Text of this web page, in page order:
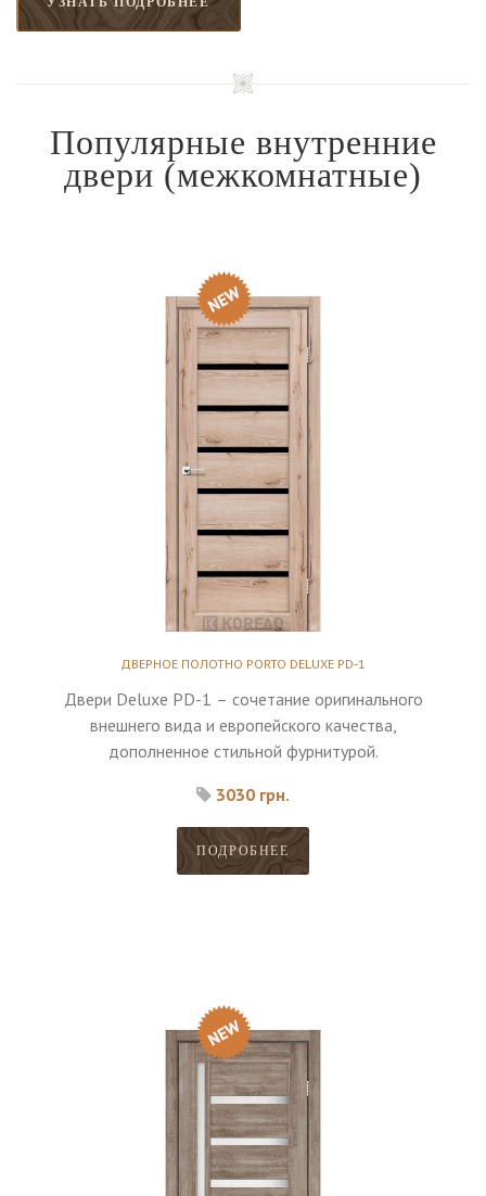
Популярные внутренние
двери (межкомнатные)
ДВЕРНОЕ ПОЛОТНО PORTO DELUXE PD-1
Двери Deluxe PD-1 – сочетание оригинального
внешнего вида и европейского качества,
дополненное стильной фурнитурой.
3030 грн.
ПОДРОБНЕЕ